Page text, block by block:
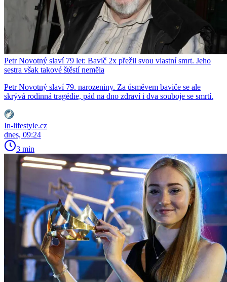
Petr Novotný slaví 79 let: Bavič 2x přežil svou vlastní smrt. Jeho
sestra však takové štěstí neměla
Petr Novotný slaví 79. narozeniny. Za úsměvem baviče se ale
skrývá rodinná tragédie, pád na dno zdraví i dva souboje se smrtí.
In-lifestyle.cz
dnes, 09:24
3 min